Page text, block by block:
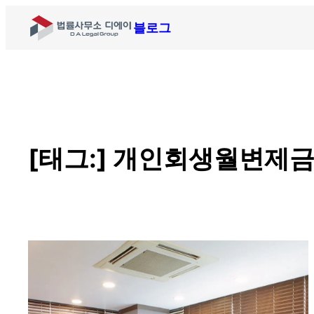
블로그
[태그:] 개인회생월변제